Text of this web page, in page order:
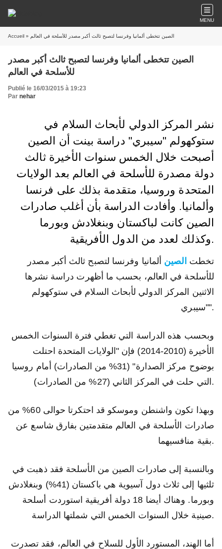
MENU
Accueil » الصين تتخطى ألمانيا وفرنسا لتصبح ثالث أكبر مصدر للأسلحة في العالم
الصين تتخطى ألمانيا وفرنسا لتصبح ثالث أكبر مصدر
للأسلحة في العالم
Publié le 16/03/2015 à 19:23
Par nehar
نشر المركز الدولي لأبحاث السلام في
ستوكهولم "سيبري" دراسة بينت أن الصين
أصبحت خلال الخمس سنوات الأخيرة ثالث
دولة مصدرة للأسلحة في العالم بعد الولايات
المتحدة وروسيا، متقدمة بذلك على فرنسا
وألمانيا. وأفادت الدراسة بأن أغلب صادرات
الصين كانت لباكستان وبنغلادش وبورما
وكذلك لعدد من الدول الأفريقية.
تخطت الصين ألمانيا وفرنسا لتصبح ثالث أكبر مصدر
للأسلحة في العالم، بحسب ما أظهرت دراسة نشرها
الاثنين المركز الدولي لأبحاث السلام في ستوكهولم
"سيبري".
وبحسب هذه الدراسة التي تغطي فترة السنوات الخمس
الأخيرة (2010-2014) فإن "الولايات المتحدة احتلت
بوضوح مركز الصدارة" (31% من الصادرات) أمام روسيا
التي حلت في المركز الثاني (27% من الصادرات).
وبهذا تكون واشنطن وموسكو قد احتكرتا حوالى 60% من
صادرات الأسلحة في العالم متقدمتين بفارق شاسع عن
بقية منافسيهما.
وبالنسبة إلى صادرات الصين من الأسلحة فقد ذهبت في
ثلثيها إلى ثلاث دول آسيوية هي باكستان (41%) وبنغلادش
وبورما. وهناك أيضا 18 دولة أفريقية استوردت أسلحة
صينية خلال السنوات الخمس التي شملتها الدراسة.
أما الهند، المستورد الأول للسلاح في العالم، فقد تصدرت